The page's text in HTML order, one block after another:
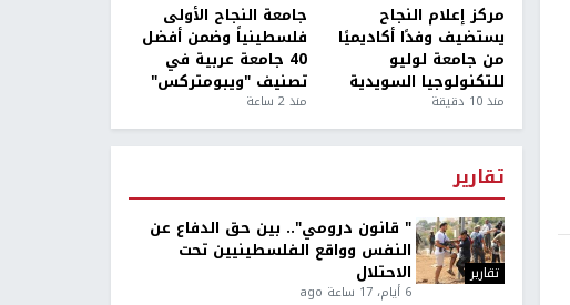
مركز إعلام النجاح
يستضيف وفدًا أكاديميًا
من جامعة لوليو
للتكنولوجيا السويدية
منذ 10 دقيقة
جامعة النجاح الأولى
فلسطينياً وضمن أفضل
40 جامعة عربية في
تصنيف "ويبومتركس"
منذ 2 ساعة
تقارير
تقارير
" قانون درومي".. بين حق الدفاع عن
النفس وواقع الفلسطينيين تحت
الاحتلال
6 أيام، 17 ساعة ago